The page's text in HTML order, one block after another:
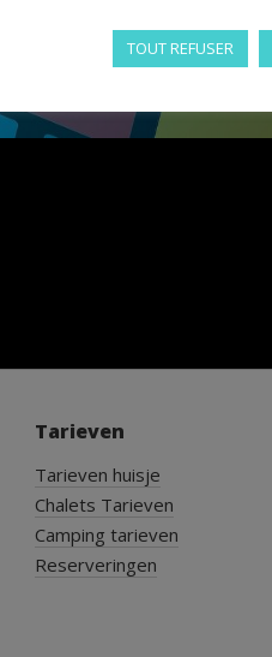
Tarieven
Tarieven huisje
Chalets Tarieven
Camping tarieven
Reserveringen
TOUT REFUSER